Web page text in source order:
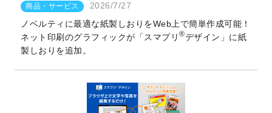
商品・サービス
2026/7/27
ノベルティに最適な紙製しおりをWeb上で簡単作成可能！
ネット印刷のグラフィックが「スマプリ ®デザイン」に紙
製しおりを追加。